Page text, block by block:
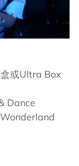
或Ultra Box
Dance